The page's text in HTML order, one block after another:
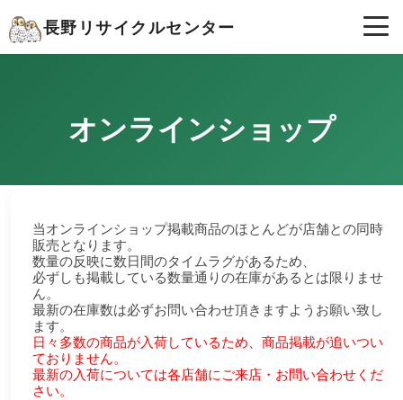
長野リサイクルセンター
オンラインショップ
当オンラインショップ掲載商品のほとんどが店舗との同時
販売となります。
数量の反映に数日間のタイムラグがあるため、
必ずしも掲載している数量通りの在庫があるとは限りませ
ん。
最新の在庫数は必ずお問い合わせ頂きますようお願い致し
ます。
日々多数の商品が入荷しているため、商品掲載が追いつい
ておりません。
最新の入荷については各店舗にご来店・お問い合わせくだ
さい。